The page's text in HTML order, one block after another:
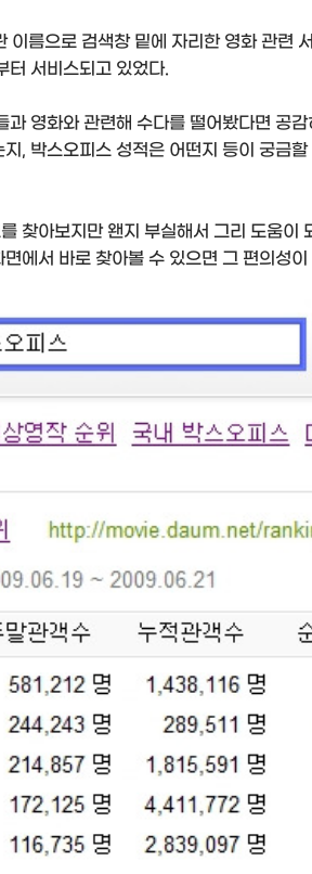
름으로 검색창 밑에 자리한 영화 관련
터 서비스되고 있었다.
영화와 관련해 수다를 떨어봤다면 공
, 박스오피스 성적은 어떤지 등이 궁금
찾아보지만 왠지 부실해서 그리 도움이
에서 바로 찾아볼 수 있으면 그 편의성